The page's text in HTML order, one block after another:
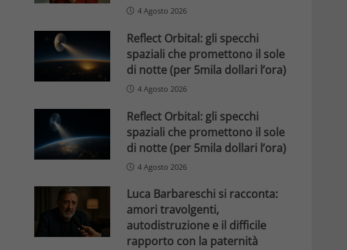
4 Agosto 2026
Reflect Orbital: gli specchi
spaziali che promettono il sole
di notte (per 5mila dollari l’ora)
4 Agosto 2026
Reflect Orbital: gli specchi
spaziali che promettono il sole
di notte (per 5mila dollari l’ora)
4 Agosto 2026
Luca Barbareschi si racconta:
amori travolgenti,
autodistruzione e il difficile
rapporto con la paternità